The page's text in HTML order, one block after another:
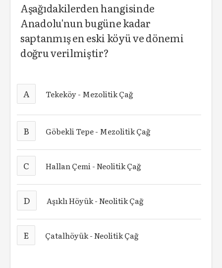
Aşağıdakilerden hangisinde
Anadolu'nun bugüne kadar
saptanmış en eski köyü ve dönemi
doğru verilmiştir?
A Tekeköy - Mezolitik Çağ
B Göbekli Tepe - Mezolitik Çağ
C Hallan Çemi - Neolitik Çağ
D Aşıklı Höyük - Neolitik Çağ
E Çatalhöyük - Neolitik Çağ